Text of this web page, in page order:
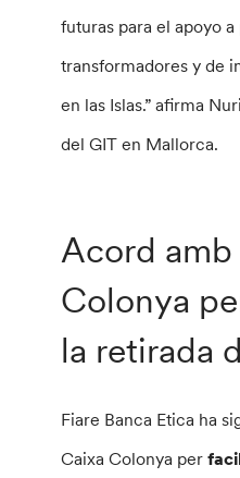
futuras para el apoyo
transformadores y de
en las Islas.” afirma
del GIT en Mallorca.
Acord amb
Colonya
la retirada
Fiare Banca Etica ha
Caixa Colonya per